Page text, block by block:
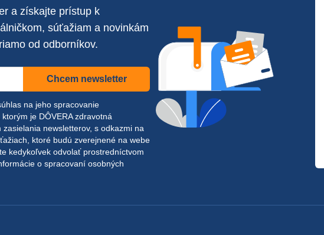
a získajte prístup k
súťažiam a novinkám
od odborníkov.
Chcem newsletter
na jeho spracovanie
je DÔVERA zdravotná
newsletterov, s odkazmi na
ktoré budú zverejnené na webe
kedykoľvek odvolať prostredníctvom
o spracovaní osobných